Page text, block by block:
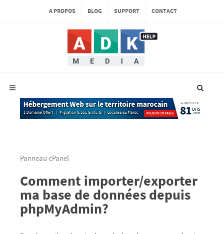
A PROPOS BLOG SUPPORT CONTACT
Panneau cPanel
Comment importer/exporter
ma base de données depuis
phpMyAdmin?